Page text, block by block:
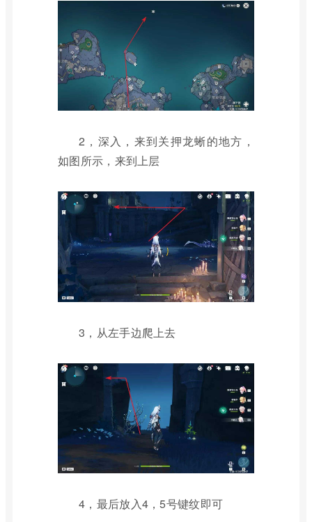
2，深入，来到关押龙蜥的地方，
如图所示，来到上层
3，从左手边爬上去
4，最后放入4，5号键纹即可